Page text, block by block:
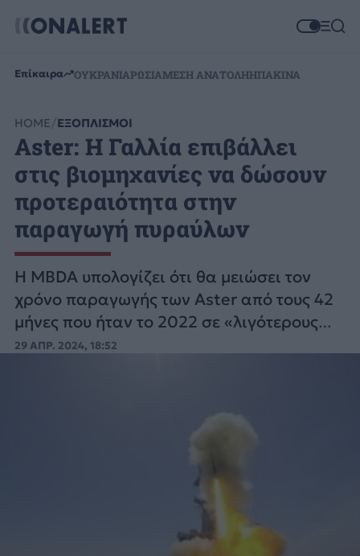
Επίκαιρα ΟΥΚΡΑΝΙΑΡΩΣΙΑΜΕΣΗ ΑΝΑΤΟΛΗΗΠΑΚΙΝΑ
HOME ΕΞΟΠΛΙΣΜΟΙ
Aster: Η Γαλλία επιβάλλει
στις βιομηχανίες να δώσουν
προτεραιότητα στην
παραγωγή πυραύλων
Η MBDA υπολογίζει ότι θα μειώσει τον
χρόνο παραγωγής των Aster από τους 42
μήνες που ήταν το 2022 σε «λιγότερους
από 18 μήνες το 2026».
29 ΑΠΡ. 2024, 18:52